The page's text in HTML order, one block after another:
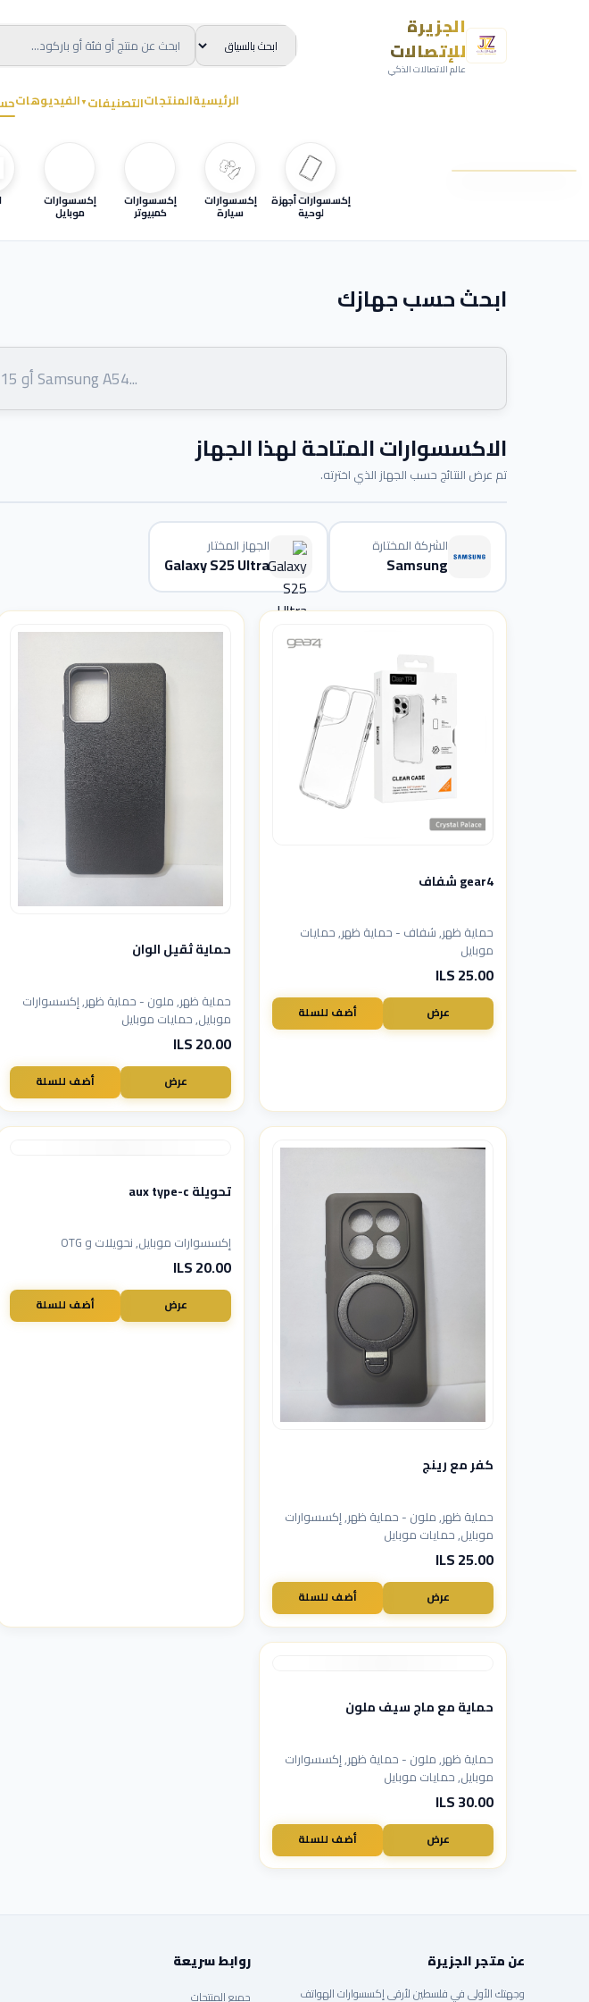
الجزيرة
للإتصالات
عالم الاتصالات الذكي
الرئيسيةالمنتجاتالتصنيفات ▼الفيديوهات
إكسسوارات أجهزة
لوحية
إكسسوارات
سيارة
إكسسوارات
كمبيوتر
إكسسوارات
موبايل
ابحث حسب جهازك
الاكسسوارات المتاحة لهذا الجهاز
تم عرض النتائج حسب الجهاز الذي اخترته.
الشركة المختارة
Samsung
الجهاز المختار
Galaxy S25 Ultra
gear4 شفاف
حماية ظهر, شفاف - حماية ظهر, حمايات
موبايل
25.00 ILS
عرض أضف للسلة
حماية ثقيل الوان
حماية ظهر, ملون - حماية ظهر, إكسسوارات
موبايل, حمايات موبايل
20.00 ILS
عرض أضف للسلة
كفر مع رينج
حماية ظهر, ملون - حماية ظهر, إكسسوارات
موبايل, حمايات موبايل
25.00 ILS
عرض أضف للسلة
تحويلة aux type-c
إكسسوارات موبايل, نحويلات و OTG
20.00 ILS
عرض أضف للسلة
حماية مع ماج سيف ملون
حماية ظهر, ملون - حماية ظهر, إكسسوارات
موبايل, حمايات موبايل
30.00 ILS
عرض أضف للسلة
عن متجر الجزيرة
وجهتك الأولى في فلسطين لأرقى إكسسوارات الهواتف
روابط سريعة
جميع المنتجات